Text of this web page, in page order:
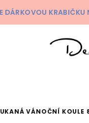
DÁRKOVOU
VÁNOČNÍ KOULE